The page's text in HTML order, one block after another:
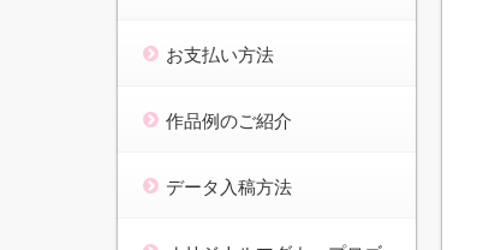
お支払い方法
作品例のご紹介
データ入稿方法